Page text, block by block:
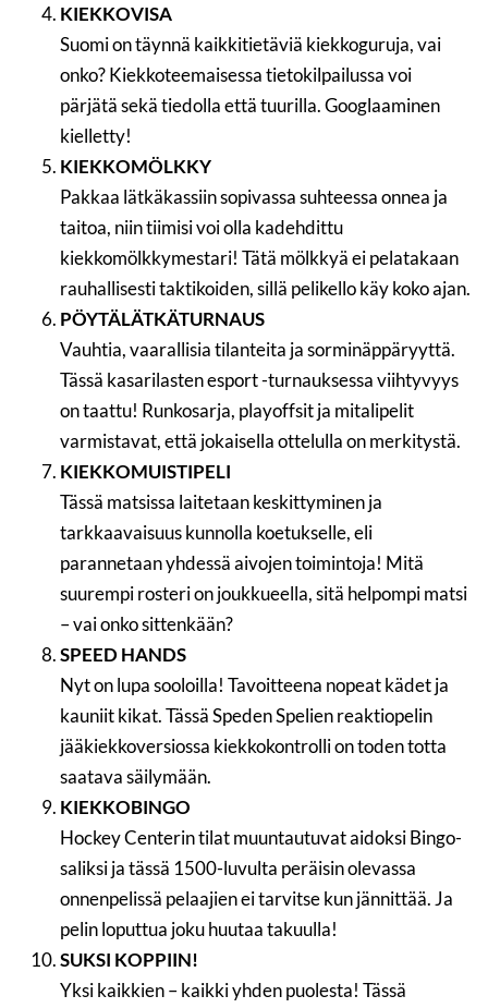
KIEKKOVISA
Suomi on täynnä kaikkitietäviä kiekkoguruja, vai
onko? Kiekkoteemaisessa tietokilpailussa voi
pärjätä sekä tiedolla että tuurilla. Googlaaminen
kielletty!
KIEKKOMÖLKKY
Pakkaa lätkäkassiin sopivassa suhteessa onnea ja
taitoa, niin tiimisi voi olla kadehdittu
kiekkomölkkymestari! Tätä mölkkyä ei pelatakaan
rauhallisesti taktikoiden, sillä pelikello käy koko ajan.
PÖYTÄLÄTKÄTURNAUS
Vauhtia, vaarallisia tilanteita ja sorminäppäryyttä.
Tässä kasarilasten esport -turnauksessa viihtyvyys
on taattu! Runkosarja, playoffsit ja mitalipelit
varmistavat, että jokaisella ottelulla on merkitystä.
KIEKKOMUISTIPELI
Tässä matsissa laitetaan keskittyminen ja
tarkkaavaisuus kunnolla koetukselle, eli
parannetaan yhdessä aivojen toimintoja! Mitä
suurempi rosteri on joukkueella, sitä helpompi matsi
– vai onko sittenkään?
SPEED HANDS
Nyt on lupa sooloilla! Tavoitteena nopeat kädet ja
kauniit kikat. Tässä Speden Spelien reaktiopelin
jääkiekkoversiossa kiekkokontrolli on toden totta
saatava säilymään.
KIEKKOBINGO
Hockey Centerin tilat muuntautuvat aidoksi Bingo-
saliksi ja tässä 1500-luvulta peräisin olevassa
onnenpelissä pelaajien ei tarvitse kun jännittää. Ja
pelin loputtua joku huutaa takuulla!
SUKSI KOPPIIN!
Yksi kaikkien – kaikki yhden puolesta! Tässä